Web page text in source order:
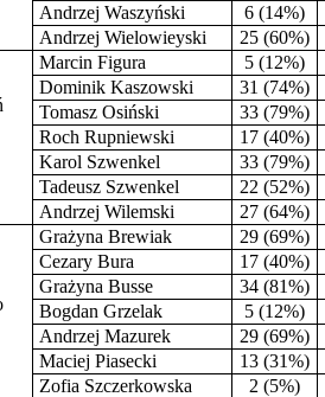
Andrzej Waszyński
6 (14%)
Andrzej Wielowieyski
25 (60%)
Marcin Figura
5 (12%)
Dominik Kaszowski
31 (74%)
Tomasz Osiński
33 (79%)
Roch Rupniewski
17 (40%)
Karol Szwenkel
33 (79%)
Tadeusz Szwenkel
22 (52%)
Andrzej Wilemski
27 (64%)
Grażyna Brewiak
29 (69%)
Cezary Bura
17 (40%)
Grażyna Busse
34 (81%)
Bogdan Grzelak
5 (12%)
Andrzej Mazurek
29 (69%)
Maciej Piasecki
13 (31%)
Zofia Szczerkowska
2 (5%)